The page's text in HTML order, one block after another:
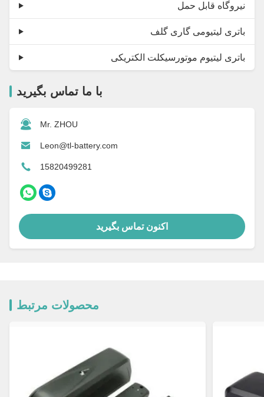
نیروگاه قابل حمل
باتری لیتیومی گاری گلف
باتری لیتیوم موتورسیکلت الکتریکی
با ما تماس بگیرید
Mr. ZHOU
Leon@tl-battery.com
15820499281
اکنون تماس بگیرید
محصولات مرتبط